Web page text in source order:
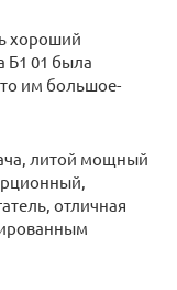
хороший
Б1 01 была
им большое-
литой мощный
отличная